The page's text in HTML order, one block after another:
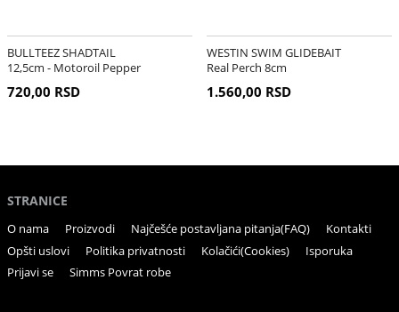
BULLTEEZ SHADTAIL
12,5cm - Motoroil Pepper
720,00 RSD
WESTIN SWIM GLIDEBAIT
Real Perch 8cm
1.560,00 RSD
STRANICE
O nama Proizvodi Najčešće postavljana pitanja(FAQ)
Kontakti
Opšti uslovi
Politika privatnosti Kolačići(Cookies)
Isporuka
Prijavi se
Simms Povrat robe